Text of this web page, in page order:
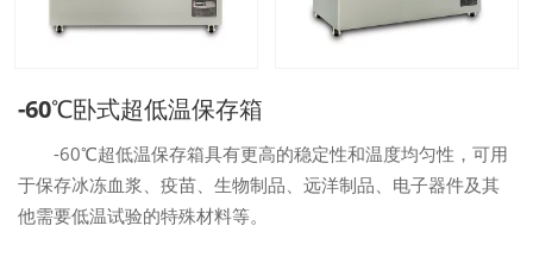
-60℃卧式超低温保存箱
-60℃超低温保存箱具有更高的稳定性和温度均匀性，可用
于保存冰冻血浆、疫苗、生物制品、远洋制品、电子器件及其
他需要低温试验的特殊材料等。